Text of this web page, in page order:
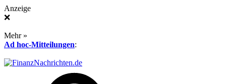
Anzeige
❌
Mehr »
Ad hoc-Mitteilungen: